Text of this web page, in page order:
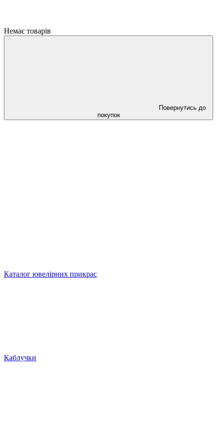
Немає товарів
Повернутись до
покупок
Каталог ювелірних прикрас
Каблучки